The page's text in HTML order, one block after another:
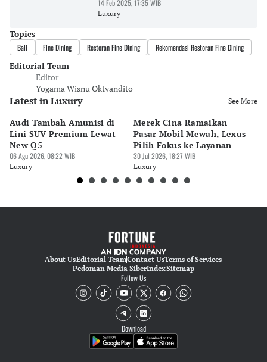
14 Feb 2025, 17:35 WIB
Luxury
Topics
Bali Fine Dining Restoran Fine Dining Rekomendasi Restoran Fine Dining
Editorial Team
Editor
Yogama Wisnu Oktyandito
Latest in Luxury See More
Audi Tambah Amunisi di
Lini SUV Premium Lewat
New Q5
06 Agu 2026, 08:22 WIB
Luxury
Merek Cina Ramaikan
Pasar Mobil Mewah, Lexus
Pilih Fokus ke Layanan
30 Jul 2026, 18:27 WIB
Luxury
About UsEditorial TeamContact UsTerms of Services
Pedoman Media SiberIndexSitemap
Follow Us
Download